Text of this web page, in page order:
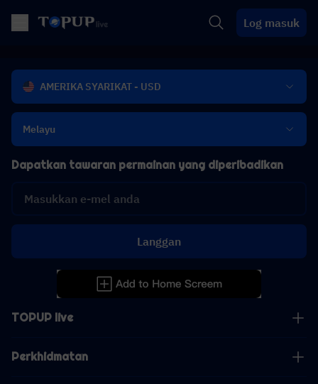
Log masuk
AMERIKA SYARIKAT - USD
Melayu
TOPUP live
Perkhidmatan
Dapatkan tawaran permainan yang diperibadikan
Langgan